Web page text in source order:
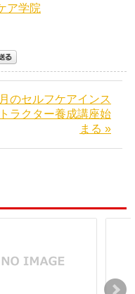
ア学院
のセルフケアインス
トラクター養成講座始
まる »